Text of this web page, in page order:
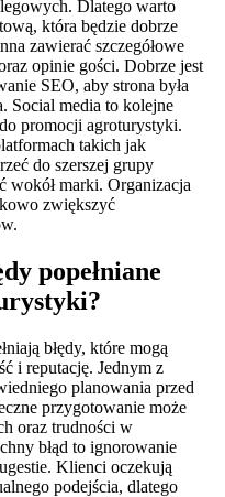
Dlatego warto
która będzie dobrze
zawierać szczegółowe
opinie gości. Dobrze jest
SEO, aby strona była
Social media to kolejne
promocji agroturystyki.
takich jak
do szerszej grupy
wokół marki. Organizacja
zwiększyć
popełniane
błędy, które mogą
i reputację. Jednym z
planowania przed
przygotowanie może
oraz trudności w
błąd to ignorowanie
Klienci oczekują
podejścia, dlatego